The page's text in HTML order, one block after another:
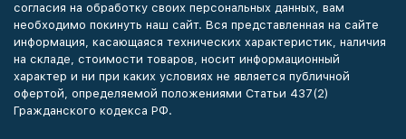
согласия на обработку своих персональных данных, вам
необходимо покинуть наш сайт. Вся представленная на сайте
информация, касающаяся технических характеристик, наличия
на складе, стоимости товаров, носит информационный
характер и ни при каких условиях не является публичной
офертой, определяемой положениями Статьи 437(2)
Гражданского кодекса РФ.